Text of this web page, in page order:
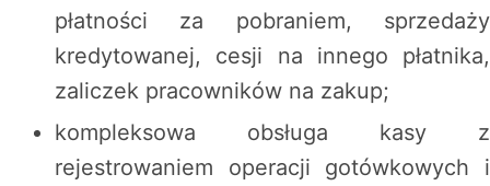
płatności za pobraniem, sprzedaży
kredytowanej, cesji na innego płatnika,
zaliczek pracowników na zakup;
kompleksowa obsługa kasy z
rejestrowaniem operacji gotówkowych i